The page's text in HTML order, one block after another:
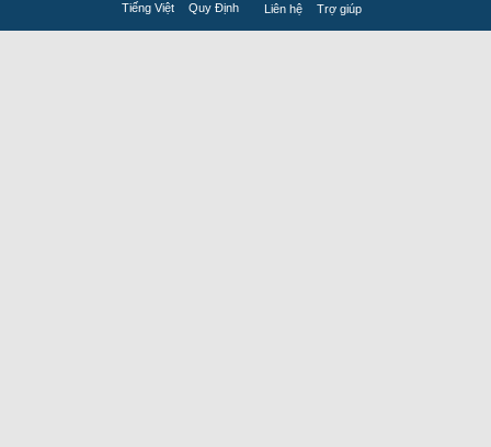
Tiếng Việt
Quy Định Liên hệ Trợ giúp